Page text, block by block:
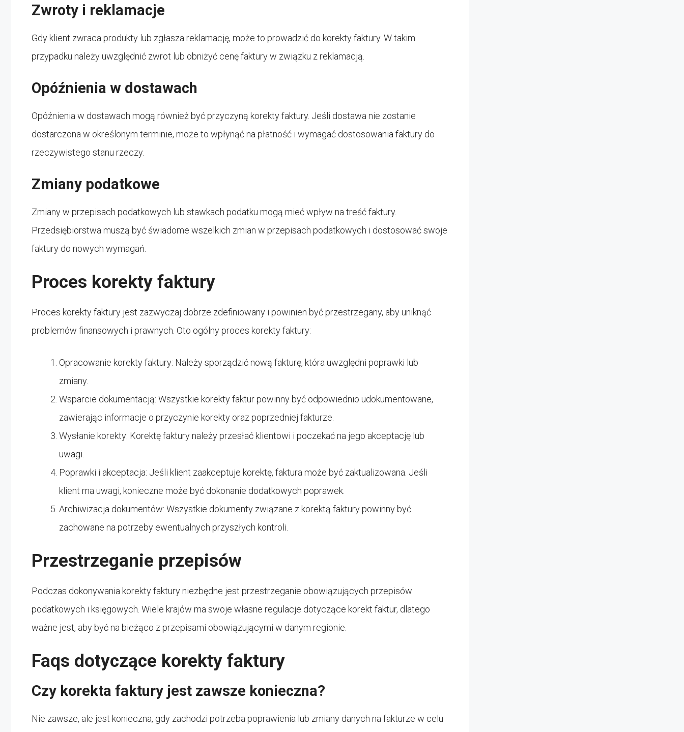
Zwroty i reklamacje
Gdy klient zwraca produkty lub zgłasza reklamację, może to prowadzić do korekty faktury. W takim
przypadku należy uwzględnić zwrot lub obniżyć cenę faktury w związku z reklamacją.
Opóźnienia w dostawach
Opóźnienia w dostawach mogą również być przyczyną korekty faktury. Jeśli dostawa nie zostanie
dostarczona w określonym terminie, może to wpłynąć na płatność i wymagać dostosowania faktury do
rzeczywistego stanu rzeczy.
Zmiany podatkowe
Zmiany w przepisach podatkowych lub stawkach podatku mogą mieć wpływ na treść faktury.
Przedsiębiorstwa muszą być świadome wszelkich zmian w przepisach podatkowych i dostosować swoje
faktury do nowych wymagań.
Proces korekty faktury
Proces korekty faktury jest zazwyczaj dobrze zdefiniowany i powinien być przestrzegany, aby uniknąć
problemów finansowych i prawnych. Oto ogólny proces korekty faktury:
Opracowanie korekty faktury: Należy sporządzić nową fakturę, która uwzględni poprawki lub
zmiany.
Wsparcie dokumentacją: Wszystkie korekty faktur powinny być odpowiednio udokumentowane,
zawierając informacje o przyczynie korekty oraz poprzedniej fakturze.
Wysłanie korekty: Korektę faktury należy przesłać klientowi i poczekać na jego akceptację lub
uwagi.
Poprawki i akceptacja: Jeśli klient zaakceptuje korektę, faktura może być zaktualizowana. Jeśli
klient ma uwagi, konieczne może być dokonanie dodatkowych poprawek.
Archiwizacja dokumentów: Wszystkie dokumenty związane z korektą faktury powinny być
zachowane na potrzeby ewentualnych przyszłych kontroli.
Przestrzeganie przepisów
Podczas dokonywania korekty faktury niezbędne jest przestrzeganie obowiązujących przepisów
podatkowych i księgowych. Wiele krajów ma swoje własne regulacje dotyczące korekt faktur, dlatego
ważne jest, aby być na bieżąco z przepisami obowiązującymi w danym regionie.
Faqs dotyczące korekty faktury
Czy korekta faktury jest zawsze konieczna?
Nie zawsze, ale jest konieczna, gdy zachodzi potrzeba poprawienia lub zmiany danych na fakturze w celu